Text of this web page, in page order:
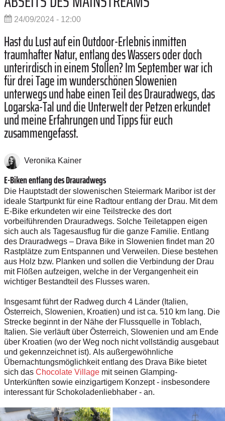
24/09/2024 - 12:00
Hast du Lust auf ein Outdoor-Erlebnis inmitten
traumhafter Natur, entlang des Wassers oder doch
unterirdisch in einem Stollen? Im September war ich
für drei Tage im wunderschönen Slowenien
unterwegs und habe einen Teil des Drauradwegs, das
Logarska-Tal und die Unterwelt der Petzen erkundet
und meine Erfahrungen und Tipps für euch
zusammengefasst.
Veronika Kainer
E-Biken entlang des Drauradwegs
Die Hauptstadt der slowenischen Steiermark Maribor ist der
ideale Startpunkt für eine Radtour entlang der Drau. Mit dem
E-Bike erkundeten wir eine Teilstrecke des dort
vorbeiführenden Drauradwegs. Solche Teiletappen eigen
sich auch als Tagesausflug für die ganze Familie. Entlang
des Drauradwegs – Drava Bike in Slowenien findet man 20
Rastplätze zum Entspannen und Verweilen. Diese bestehen
aus Holz bzw. Planken und sollen die Verbindung der Drau
mit Flößen aufzeigen, welche in der Vergangenheit ein
wichtiger Bestandteil des Flusses waren.
Insgesamt führt der Radweg durch 4 Länder (Italien,
Österreich, Slowenien, Kroatien) und ist ca. 510 km lang. Die
Strecke beginnt in der Nähe der Flussquelle in Toblach,
Italien. Sie verläuft über Österreich, Slowenien und am Ende
über Kroatien (wo der Weg noch nicht vollständig ausgebaut
und gekennzeichnet ist). Als außergewöhnliche
Übernachtungsmöglichkeit entlang des Drava Bike bietet
sich das Chocolate Village mit seinen Glamping-
Unterkünften sowie einzigartigem Konzept - insbesondere
interessant für Schokoladenliebhaber - an.